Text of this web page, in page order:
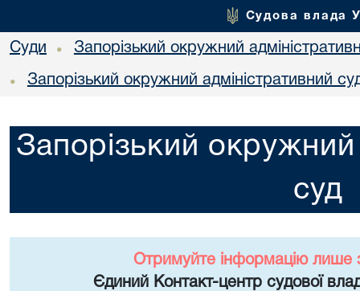
Судова влада
Суди • Запорізький окружний
• Запорізький окружний адміністративний
Запорізький окружний
суд
Отримуйте інформацію лише
Єдиний Контакт-центр судової